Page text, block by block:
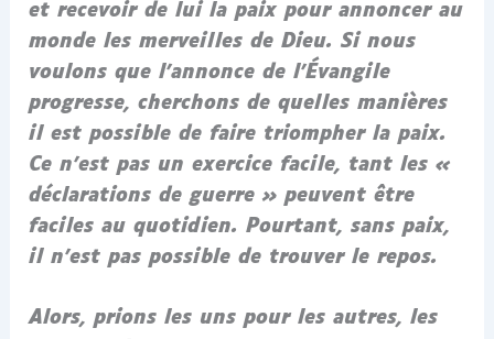
et recevoir de lui la paix pour annoncer au
monde les merveilles de Dieu. Si nous
voulons que l’annonce de l’Évangile
progresse, cherchons de quelles manières
il est possible de faire triompher la paix.
Ce n’est pas un exercice facile, tant les «
déclarations de guerre » peuvent être
faciles au quotidien. Pourtant, sans paix,
il n’est pas possible de trouver le repos.
Alors, prions les uns pour les autres, les